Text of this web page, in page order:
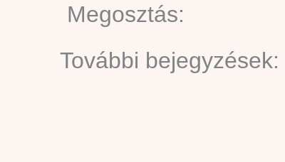
Megosztás:
További bejegyzések: